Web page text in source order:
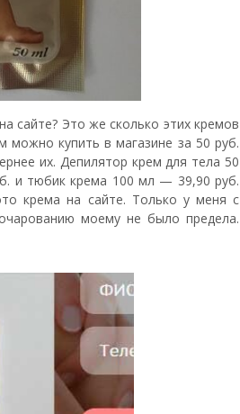
сайте? Это же сколько этих кремов
можно купить в магазине за 50 руб.
их. Депилятор крем для тела 50
и тюбик крема 100 мл — 39,90 руб.
крема на сайте. Только у меня с
моему не было предела.